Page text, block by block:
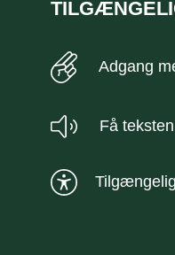
Adgang
Få